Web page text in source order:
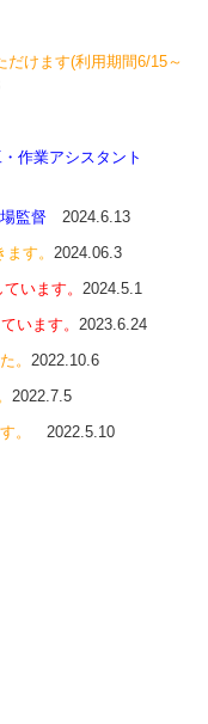
だけます(利用期間6/15～
・ 作業アシスタント
監督2024.6.13
す。 2024.06.3
います。 2024.5.1
います。 2023.6.24
。 2022.10.6
2022.7.5
。
2022.5.10